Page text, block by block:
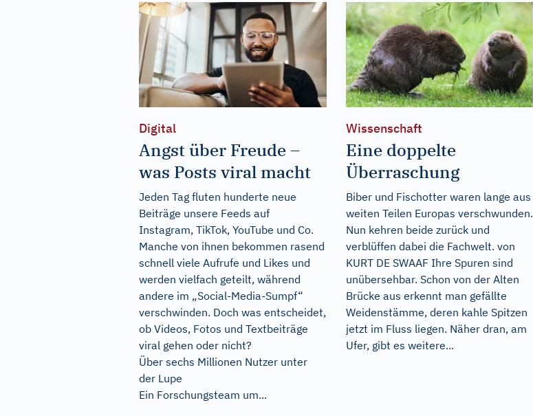
Digital
Angst über Freude –
was Posts viral macht
Jeden Tag fluten hunderte neue
Beiträge unsere Feeds auf
Instagram, TikTok, YouTube und Co.
Manche von ihnen bekommen rasend
schnell viele Aufrufe und Likes und
werden vielfach geteilt, während
andere im „Social-Media-Sumpf“
verschwinden. Doch was entscheidet,
ob Videos, Fotos und Textbeiträge
viral gehen oder nicht?
Über sechs Millionen Nutzer unter
der Lupe
Ein Forschungsteam um...
Wissenschaft
Eine doppelte
Überraschung
Biber und Fischotter waren lange aus
weiten Teilen Europas verschwunden.
Nun kehren beide zurück und
verblüffen dabei die Fachwelt. von
KURT DE SWAAF Ihre Spuren sind
unübersehbar. Schon von der Alten
Brücke aus erkennt man gefällte
Weidenstämme, deren kahle Spitzen
jetzt im Fluss liegen. Näher dran, am
Ufer, gibt es weitere...